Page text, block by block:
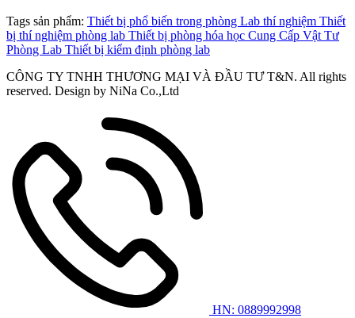
Tags sản phẩm: Thiết bị phổ biến trong phòng Lab thí nghiệm Thiết
bị thí nghiệm phòng lab Thiết bị phòng hóa học Cung Cấp Vật Tư
Phòng Lab Thiết bị kiểm định phòng lab
CÔNG TY TNHH THƯƠNG MẠI VÀ ĐẦU TƯ T&N. All rights
reserved. Design by NiNa Co.,Ltd
HN: 0889992998